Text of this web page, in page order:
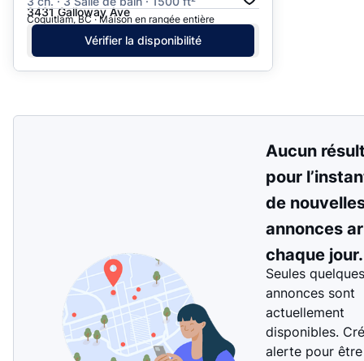
3431 Galloway Ave
Coquitlam, BC · Maison en rangée entière
Vérifier la disponibilité
Aucun
pour
de
annonces
chaque jour.
Seules quelques
annonces sont
actuellement
disponibles.
alerte pour